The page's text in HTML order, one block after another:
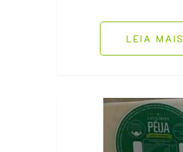
LEIA MAIS